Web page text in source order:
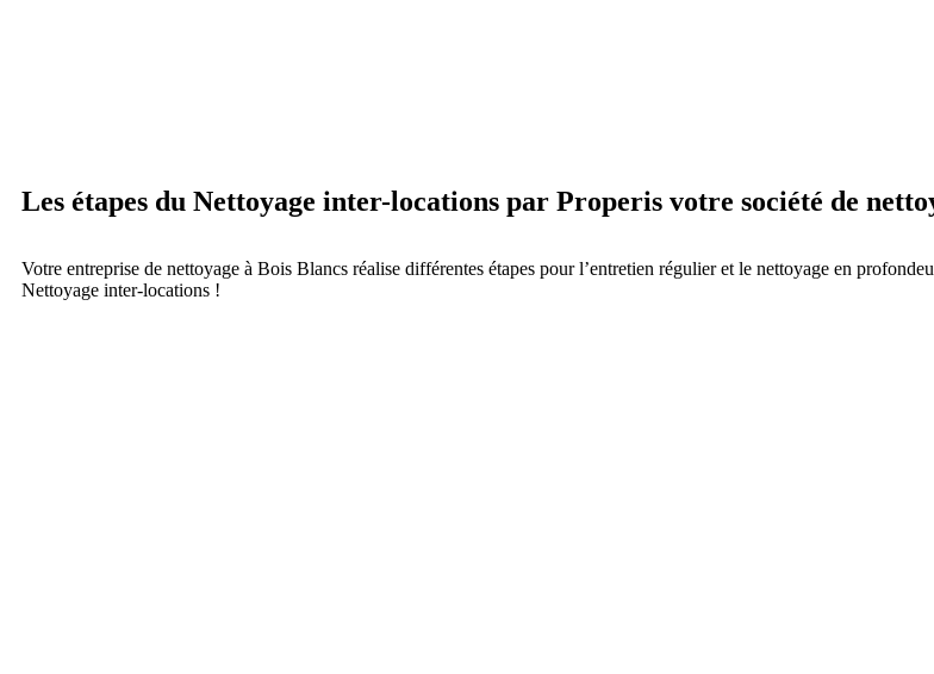
Les étapes du Nettoyage inter-locations par Properis votre société de
Votre entreprise de nettoyage à Bois Blancs réalise différentes étapes pour l’entretien régulier et le nettoyage en
Nettoyage inter-locations !